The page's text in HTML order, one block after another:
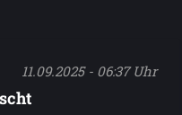
11.09.2025 - 06:37 Uhr